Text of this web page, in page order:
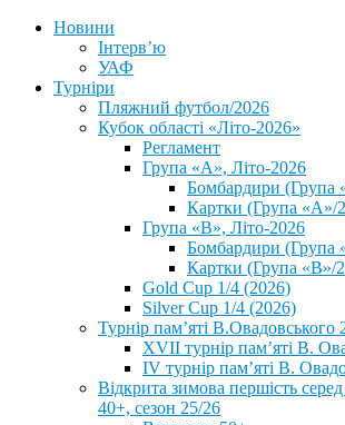
Новини
Інтерв’ю
УАФ
Турніри
Пляжний футбол/2026
Кубок області «Літо-2026»
Регламент
Група «А», Літо-2026
Бомбардири (Група
Картки (Група «А»/
Група «В», Літо-2026
Бомбардири (Група
Картки (Група «В»/
Gold Cup 1/4 (2026)
Silver Cup 1/4 (2026)
Турнір пам’яті В.Овадовського
XVII турнір пам’яті В.
IV турнір пам’яті В.
Відкрита зимова першість
40+, сезон 25/26